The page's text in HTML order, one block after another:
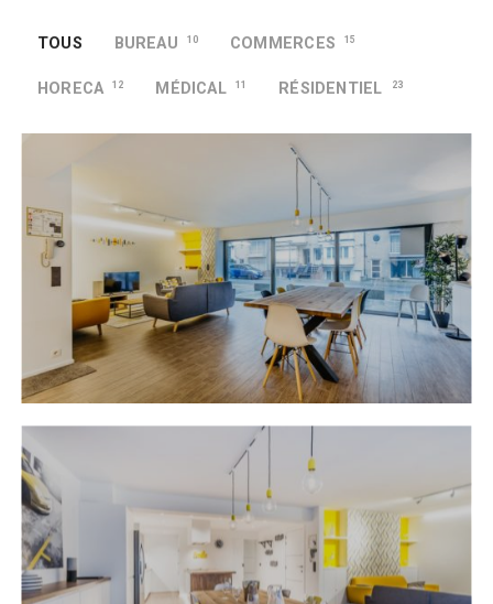
TOUS BUREAU 10 COMMERCES 15
HORECA 12 MÉDICAL 11 RÉSIDENTIEL 23